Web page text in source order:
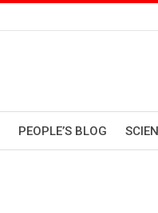
PEOPLE’S BLOG